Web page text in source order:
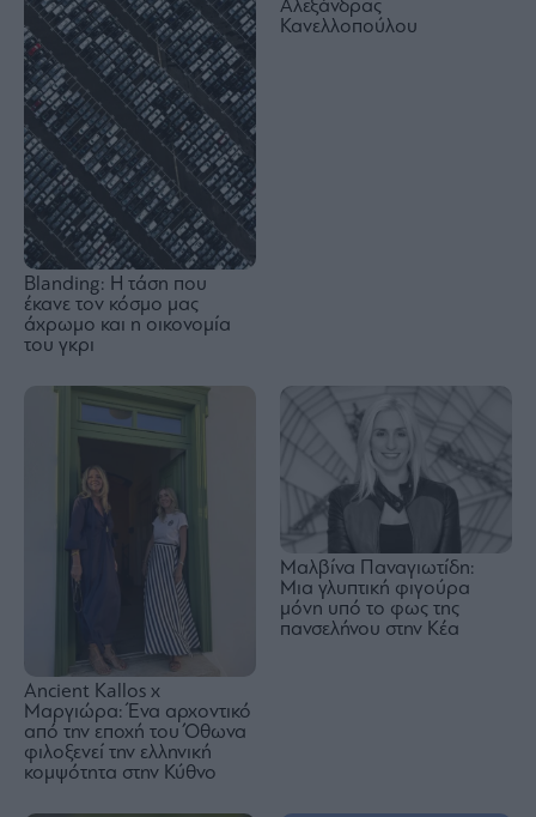
Blanding: Η τάση που
έκανε τον κόσμο μας
άχρωμο και η οικονομία
του γκρι
Αλεξάνδρας
Κανελλοπούλου
Ancient Kallos x
Μαργιώρα: Ένα αρχοντικό
από την εποχή του Όθωνα
φιλοξενεί την ελληνική
κομψότητα στην Κύθνο
Μαλβίνα Παναγιωτίδη:
Μια γλυπτική φιγούρα
μόνη υπό το φως της
πανσελήνου στην Κέα